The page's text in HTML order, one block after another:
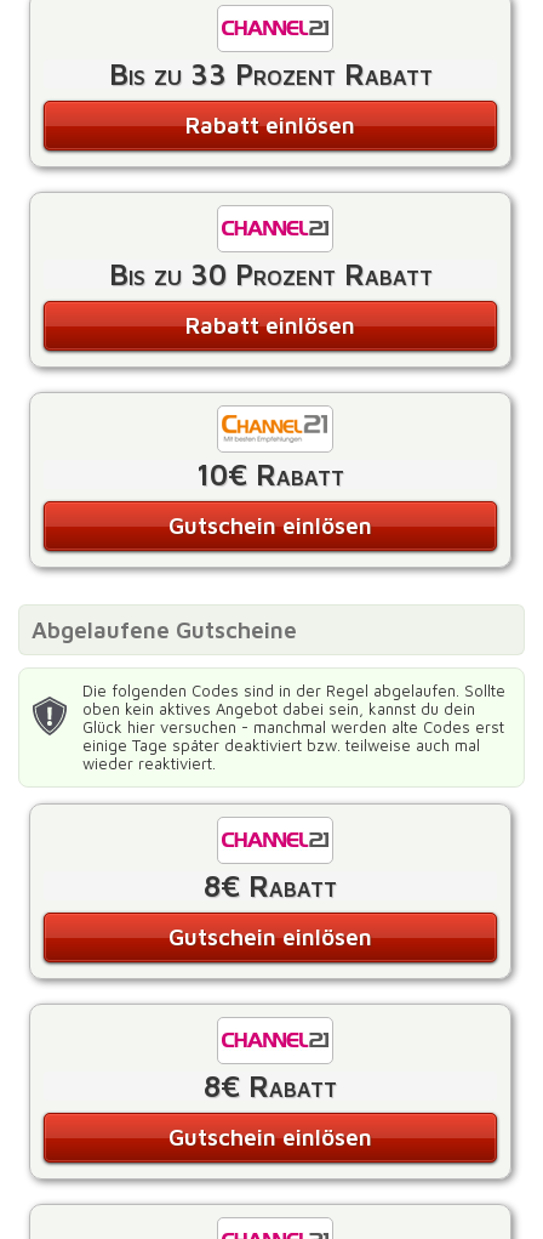
Bis zu 33 Prozent Rabatt
Rabatt einlösen
Bis zu 30 Prozent Rabatt
Rabatt einlösen
10€ Rabatt
Gutschein einlösen
Abgelaufene Gutscheine
Die folgenden Codes sind in der Regel abgelaufen. Sollte
oben kein aktives Angebot dabei sein, kannst du dein
Glück hier versuchen - manchmal werden alte Codes erst
einige Tage später deaktiviert bzw. teilweise auch mal
wieder reaktiviert.
8€ Rabatt
Gutschein einlösen
8€ Rabatt
Gutschein einlösen